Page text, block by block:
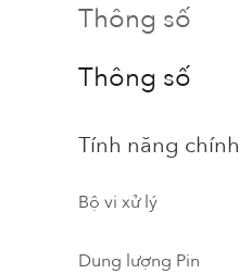
Thông số
Thông số
Tính năng chính
Bộ vi xử lý
Dung lượng Pin